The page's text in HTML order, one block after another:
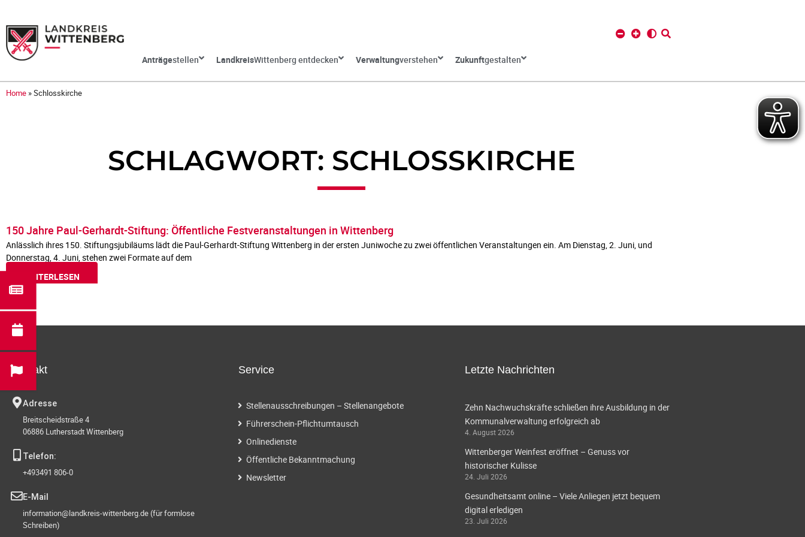
Anträgestellen LandkreisWittenberg entdecken Verwaltungverstehen Zukunftgestalten
Home »Schlosskirche
SCHLAGWORT: SCHLOSSKIRCHE
150 Jahre Paul-Gerhardt-Stiftung: Öffentliche Festveranstaltungen in Wittenberg
Anlässlich ihres 150. Stiftungsjubiläums lädt die Paul-Gerhardt-Stiftung Wittenberg in der ersten Juniwoche zu zwei öffentlichen Veranstaltungen ein. Am Dienstag, 2. Juni, und
Donnerstag, 4. Juni, stehen zwei Formate auf dem
WEITERLESEN
Kontakt
Adresse
Breitscheidstraße 4
06886 Lutherstadt Wittenberg
Telefon:
+493491 806-0
E-Mail
information@landkreis-wittenberg.de (für formlose
Schreiben)
Service
Stellenausschreibungen – Stellenangebote
Führerschein-Pflichtumtausch
Onlinedienste
Öffentliche Bekanntmachung
Newsletter
Letzte Nachrichten
Zehn Nachwuchskräfte schließen ihre Ausbildung in der
Kommunalverwaltung erfolgreich ab
4. August 2026
Wittenberger Weinfest eröffnet – Genuss vor
historischer Kulisse
24. Juli 2026
Gesundheitsamt online – Viele Anliegen jetzt bequem
digital erledigen
23. Juli 2026